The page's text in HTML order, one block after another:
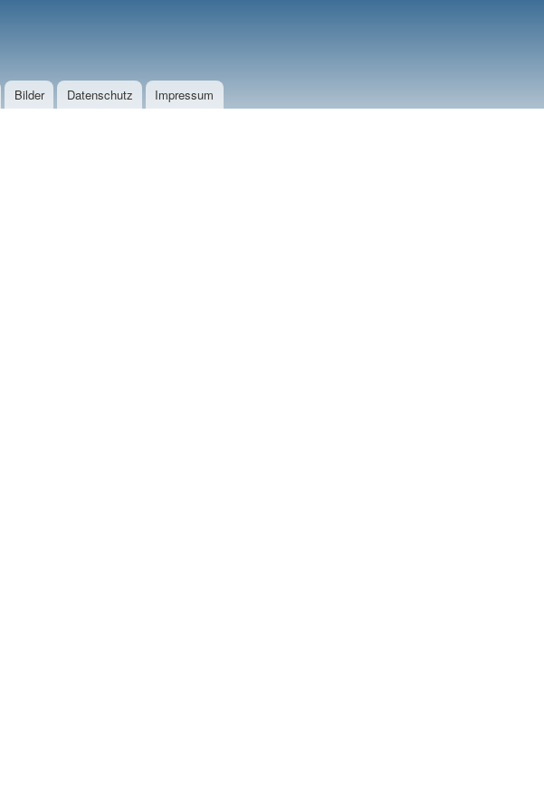
Bilder Datenschutz Impressum